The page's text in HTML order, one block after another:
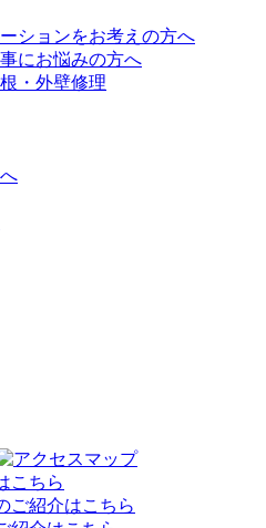
ションをお考えの方へ
にお悩みの方へ
・外壁修理